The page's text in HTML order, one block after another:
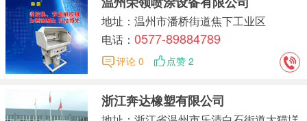
地址：温州市潘桥街道焦下工业区
电话： 0577-89884789
评论 0 点赞 2
浙江奔达橡塑有限公司